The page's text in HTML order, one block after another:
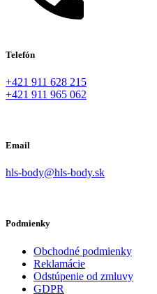
Telefón
+421 911 628 215
+421 911 965 062
Email
hls-body@hls-body.sk
Podmienky
Obchodné podmienky
Reklamácie
Odstúpenie od zmluvy
GDPR